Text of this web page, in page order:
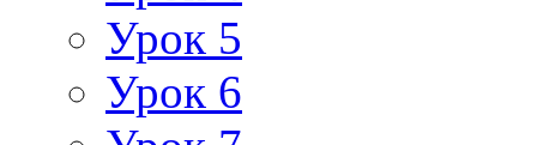
Урок 5
Урок 6